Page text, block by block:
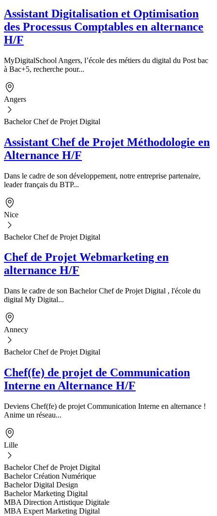
Assistant Digitalisation et Optimisation
des Processus Comptables en alternance
H/F
MyDigitalSchool Angers, l’école des métiers du digital du Post bac
à Bac+5, recherche pour...
Angers
Bachelor Chef de Projet Digital
Assistant Chef de Projet Méthodologie en
Alternance H/F
Dans le cadre de son développement, notre entreprise partenaire,
leader français du BTP...
Nice
Bachelor Chef de Projet Digital
Chef de Projet Webmarketing en
alternance H/F
Dans le cadre de son Bachelor Chef de Projet Digital , l'école du
digital My Digital...
Annecy
Bachelor Chef de Projet Digital
Chef(fe) de projet de Communication
Interne en Alternance H/F
Deviens Chef(fe) de projet Communication Interne en alternance !
Anime un réseau...
Lille
Bachelor Chef de Projet Digital
Bachelor Création Numérique
Bachelor Digital Design
Bachelor Marketing Digital
MBA Direction Artistique Digitale
MBA Expert Marketing Digital